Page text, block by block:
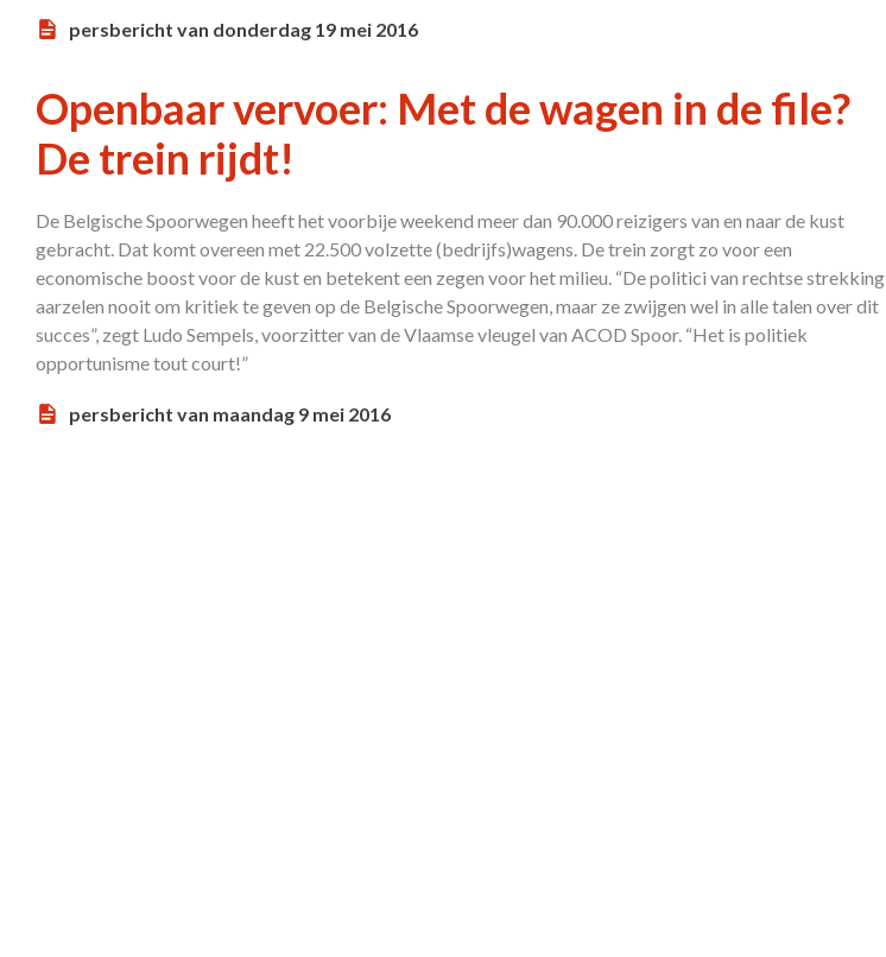
persbericht van donderdag 19 mei 2016
Openbaar vervoer: Met de wagen in de file?
De trein rijdt!
De Belgische Spoorwegen heeft het voorbije weekend meer dan 90.000 reizigers van en naar de kust
gebracht. Dat komt overeen met 22.500 volzette (bedrijfs)wagens. De trein zorgt zo voor een
economische boost voor de kust en betekent een zegen voor het milieu. “De politici van rechtse strekking
aarzelen nooit om kritiek te geven op de Belgische Spoorwegen, maar ze zwijgen wel in alle talen over dit
succes”, zegt Ludo Sempels, voorzitter van de Vlaamse vleugel van ACOD Spoor. “Het is politiek
opportunisme tout court!”
persbericht van maandag 9 mei 2016